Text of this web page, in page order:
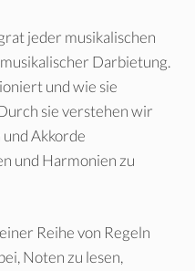
jeder musikalischen
Darbietung.
und wie sie
sie verstehen wir
Akkorde
und Harmonien zu
Reihe von Regeln
Noten zu lesen,